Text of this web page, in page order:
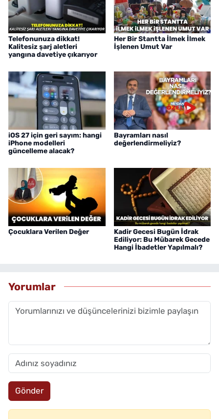
Telefonunuza dikkat!
Kalitesiz şarj aletleri
yangına davetiye çıkarıyor
Her Bir Stantta İlmek İlmek
İşlenen Umut Var
iOS 27 için geri sayım: hangi
iPhone modelleri
güncelleme alacak?
Bayramları nasıl
değerlendirmeliyiz?
Çocuklara Verilen Değer
Kadir Gecesi Bugün İdrak
Ediliyor: Bu Mübarek Gecede
Hangi İbadetler Yapılmalı?
Yorumlar
Gönder